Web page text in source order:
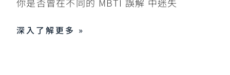
深入了解更多 »